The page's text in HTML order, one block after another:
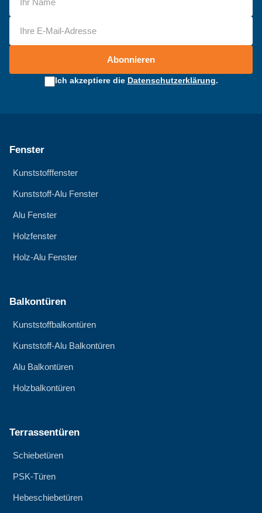
Abonnieren
Ich akzeptiere die Datenschutzerklärung.
Fenster
Kunststofffenster
Kunststoff-Alu Fenster
Alu Fenster
Holzfenster
Holz-Alu Fenster
Balkontüren
Kunststoffbalkontüren
Kunststoff-Alu Balkontüren
Alu Balkontüren
Holzbalkontüren
Terrassentüren
Schiebetüren
PSK-Türen
Hebeschiebetüren